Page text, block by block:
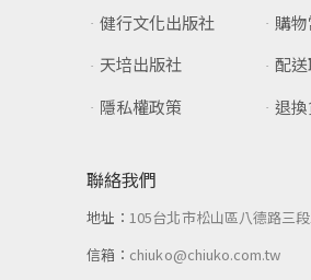
健行文化出版社
天培出版社
隱私權政策
購
配
退
聯絡我們
地址：105台北市松山區八德路三
信箱： chiuko@chiuko.com.tw